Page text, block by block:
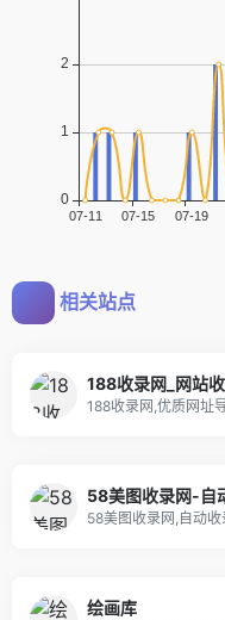
相关站点
188收录网,优质网址
58美图收录网-自
58美图收录网,自动收
绘画库